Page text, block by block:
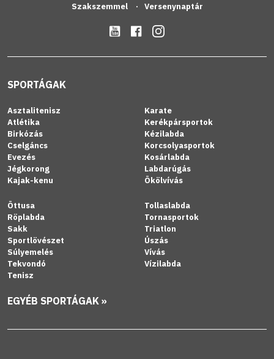
Szakszemmel Versenynaptár
SPORTÁGAK
Asztalitenisz
Atlétika
Birkózás
Cselgáncs
Evezés
Jégkorong
Kajak-kenu
Karate
Kerékpársportok
Kézilabda
Korcsolyasportok
Kosárlabda
Labdarúgás
Ökölvívás
Öttusa
Röplabda
Sakk
Sportlövészet
Súlyemelés
Tekvondó
Tenisz
Tollaslabda
Tornasportok
Triatlon
Úszás
Vívás
Vízilabda
EGYÉB SPORTÁGAK »